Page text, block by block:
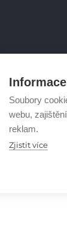
Soubory
webu,
reklam.
Zjistit více